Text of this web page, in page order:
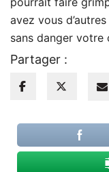
avez vous
sans danger votre
Partager :